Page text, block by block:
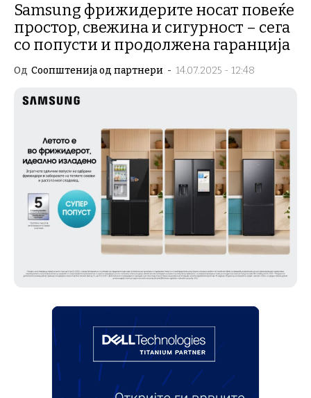
Samsung фрижидерите носат повеќе
простор, свежина и сигурност – сега
со попусти и продолжена гаранција
Од Соопштенија од партнери - 14.07.2025 - 12:48